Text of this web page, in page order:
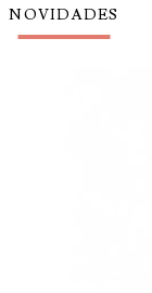
NOVIDADES